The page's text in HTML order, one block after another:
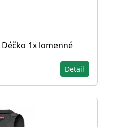
1x lomenné
Detail